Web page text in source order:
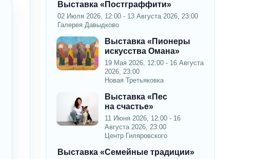
Выставка «Постграффити»
02 Июля 2026, 12:00 - 13 Августа 2026, 23:00
Галерея Давыдково
Выставка «Пионеры
искусства Омана»
19 Мая 2026, 12:00 - 16 Августа
2026, 23:00
Новая Третьяковка
Выставка «Пес
на счастье»
11 Июня 2026, 12:00 - 16
Августа 2026, 23:00
Центр Гиляровского
Выставка «Семейные традиции»